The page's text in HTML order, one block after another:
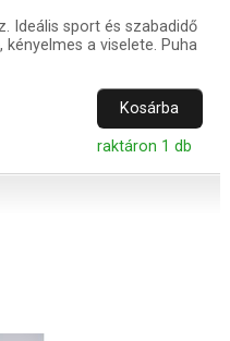
Ideális sport és szabadidő
a viselete. Puha
Kosárba
raktáron 1 db